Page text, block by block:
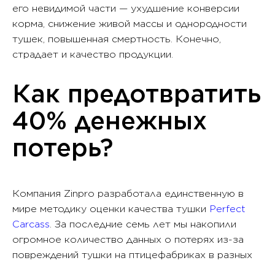
его невидимой части — ухудшение конверсии
корма, снижение живой массы и однородности
тушек, повышенная смертность. Конечно,
страдает и качество продукции.
Как предотвратить
40% денежных
потерь?
Компания Zinpro разработала единственную в
мире методику оценки качества тушки Perfect
Carcass. За последние семь лет мы накопили
огромное количество данных о потерях из-за
повреждений тушки на птицефабриках в разных